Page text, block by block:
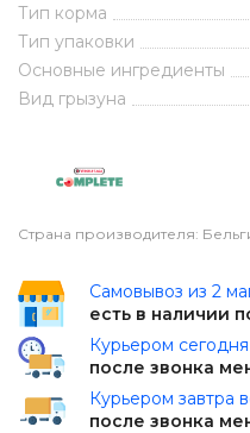
Тип корма
Тип упаковки
Основные ингредиенты
Вид грызуна
Страна производителя:
Самовывоз из 2
есть в наличии
Курьером сегодня
после звонка
Курьером завтра
после звонка